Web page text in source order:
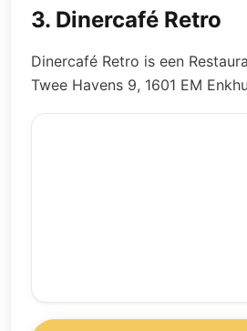
3. Dinercafé Retro
Dinercafé Retro is een
Twee Havens 9, 1601 EM